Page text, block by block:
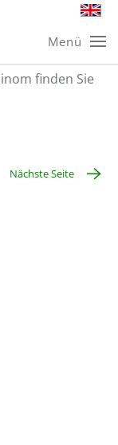
Menü
finden Sie
Nächste Seite